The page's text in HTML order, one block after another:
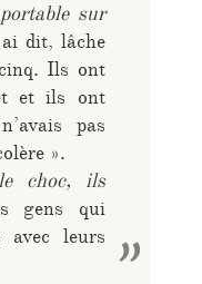
sur
dit, lâche
Ils ont
et ils ont
pas
».
choc, ils
gens qui
avec leurs